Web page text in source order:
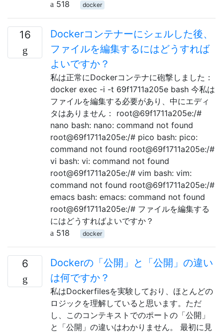
518 docker
16
Dockerコンテナーにシェルした後、
ファイルを編集するにはどうすれば
よいですか？
私は正常にDockerコンテナに砲撃しました：
docker exec -i -t 69f1711a205e bash 今私は
ファイルを編集する必要があり、中にエディ
タはありません： root@69f1711a205e:/#
nano bash: nano: command not found
root@69f1711a205e:/# pico bash: pico:
command not found root@69f1711a205e:/#
vi bash: vi: command not found
root@69f1711a205e:/# vim bash: vim:
command not found root@69f1711a205e:/#
emacs bash: emacs: command not found
root@69f1711a205e:/# ファイルを編集する
にはどうすればよいですか？
518
docker
6
Dockerの「公開」と「公開」の違い
は何ですか？
私はDockerfilesを実験しており、ほとんどの
ロジックを理解していると思います。ただ
し、このコンテキストでのポートの「公開」
と「公開」の違いはわかりません。 最初に見